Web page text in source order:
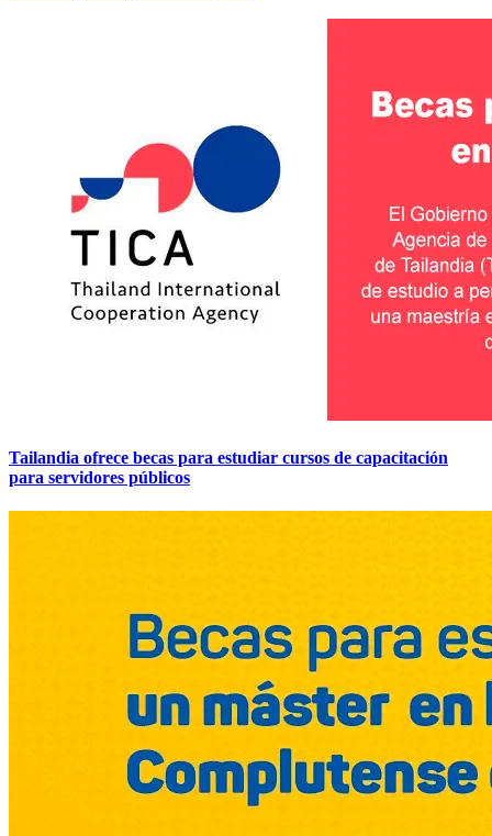
Tailandia ofrece becas para estudiar cursos de capacitación
para servidores públicos